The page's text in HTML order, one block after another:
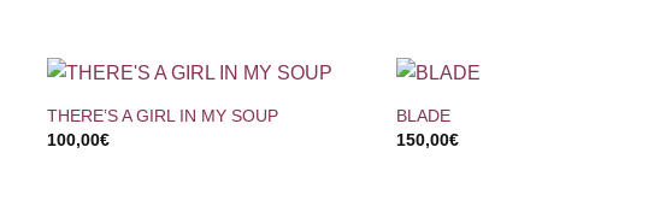
+
THERE’S A GIRL IN MY SOUP
100,00€
+
BLADE
150,00€